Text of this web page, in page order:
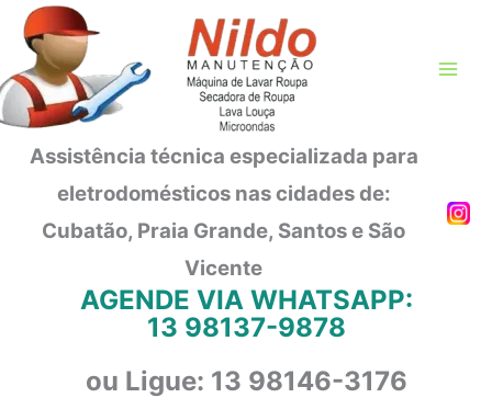
para
conteúdo
Assistência técnica especializada para
eletrodomésticos nas cidades de:
Cubatão, Praia Grande, Santos e São
Vicente
AGENDE VIA WHATSAPP:
13 98137-9878
ou Ligue: 13 98146-3176